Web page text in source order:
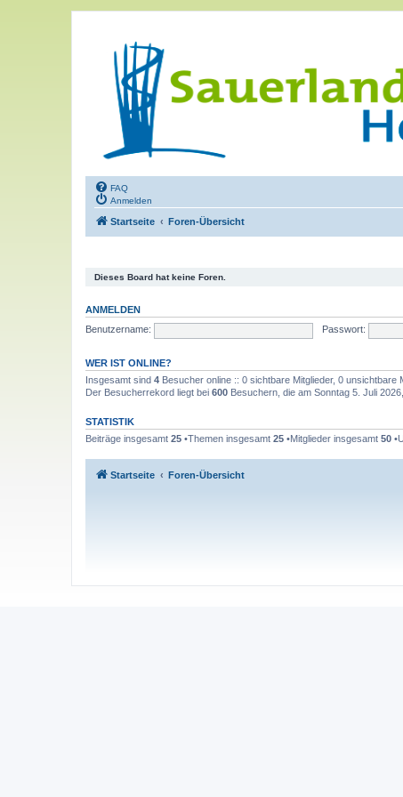
FAQ
Anmelden
Startseite Foren-Übersicht
Dieses Board hat keine Foren.
ANMELDEN
Benutzername:
Passwort:
WER IST ONLINE?
Insgesamt sind 4 Besucher online :: 0 sichtbare Mitglieder, 0
Der Besucherrekord liegt bei 600 Besuchern, die am Sonntag 5. Juli
STATISTIK
Beiträge insgesamt 25 •Themen insgesamt 25 •Mitglieder insgesamt 50
Startseite Foren-Übersicht